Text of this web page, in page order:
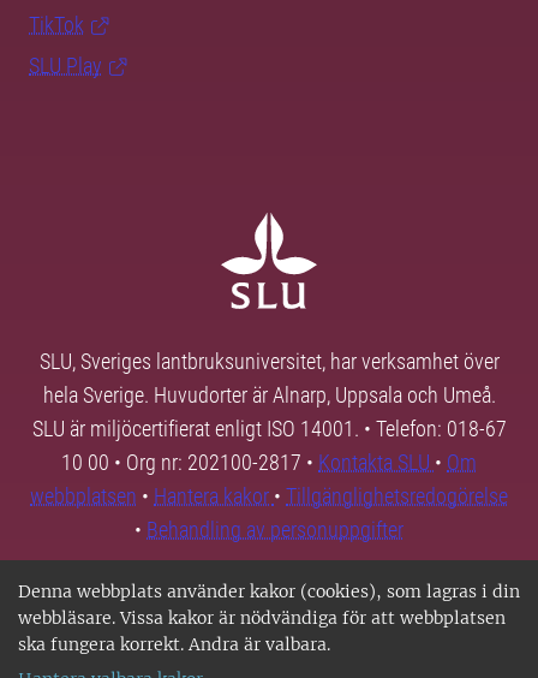
Denna webbplats använder kakor (cookies), som lagras i din
webbläsare. Vissa kakor är nödvändiga för att webbplatsen
ska fungera korrekt. Andra är valbara.
TikTok
SLU Play
SLU, Sveriges lantbruksuniversitet, har verksamhet över
hela Sverige. Huvudorter är Alnarp, Uppsala och Umeå.
SLU är miljöcertifierat enligt ISO 14001. • Telefon: 018-67
10 00 • Org nr: 202100-2817 • Kontakta SLU • Om
webbplatsen • Hantera kakor • Tillgänglighetsredogörelse
• Behandling av personuppgifter